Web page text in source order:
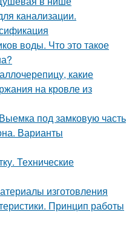
канализации.
воды. Что это такое
какие
на кровле из
под замковую часть
Варианты
Технические
изготовления
Принцип работы